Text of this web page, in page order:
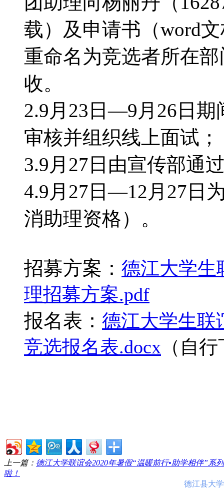
载）及申请书（word
重命名为竞选者所在
收。
2.9月23日—9月26日期
审核并组织线上面试；
3.9月27日由宣传部通
4.9月27日—12月27日
消助理资格）。
招募方案： 德江大学生
理招募方案.pdf
报名表： 德江大学生联
竞选报名表.docx （自
上一篇： 德江大学联谊会2020年暑假“温暖前行•助学相伴”系
啦！
德江县大